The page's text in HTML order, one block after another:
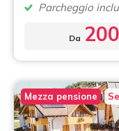
Parcheggio
Da 200
Mezza pensione